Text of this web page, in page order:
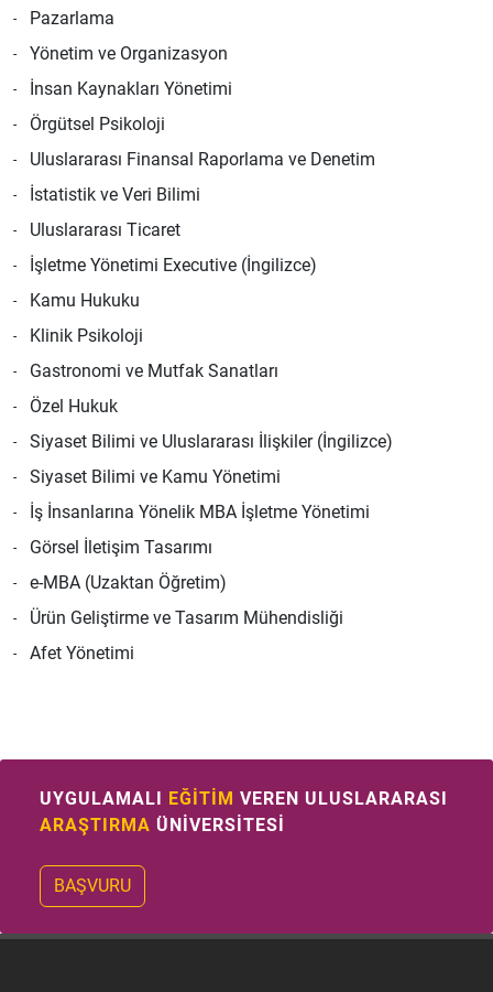
Pazarlama
Yönetim ve Organizasyon
İnsan Kaynakları Yönetimi
Örgütsel Psikoloji
Uluslararası Finansal Raporlama ve Denetim
İstatistik ve Veri Bilimi
Uluslararası Ticaret
İşletme Yönetimi Executive (İngilizce)
Kamu Hukuku
Klinik Psikoloji
Gastronomi ve Mutfak Sanatları
Özel Hukuk
Siyaset Bilimi ve Uluslararası İlişkiler (İngilizce)
Siyaset Bilimi ve Kamu Yönetimi
İş İnsanlarına Yönelik MBA İşletme Yönetimi
Görsel İletişim Tasarımı
e-MBA (Uzaktan Öğretim)
Ürün Geliştirme ve Tasarım Mühendisliği
Afet Yönetimi
UYGULAMALI EĞİTİM VEREN ULUSLARARASI
ARAŞTIRMA ÜNİVERSİTESİ
BAŞVURU